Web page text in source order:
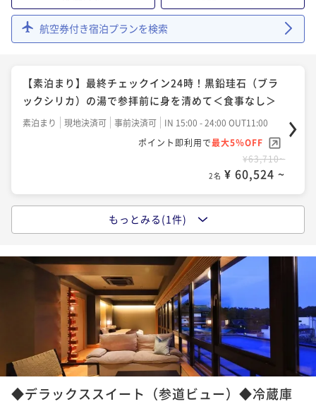
航空券付き宿泊プランを検索
【素泊まり】最終チェックイン24時！黒鉛珪石（ブラ
ックシリカ）の湯で参拝前に身を清めて＜食事なし＞
素泊まり 現地決済可 事前決済可
IN 15:00 - 24:00 OUT11:00
ポイント即利用で最大5％OFF
¥63,710~
2名 ¥ 60,524 ~
【朝食のみ】最終チェックイン24時！翌朝は成田山参
朝食付き 現地決済可 事前決済可
IN 15:00 - 24:00 OUT11:00
ポイント即利用で 最大5％OFF
2名 ¥ 71,449 ~
もっとみる(1件)
◆デラックススイート（参道ビュー）◆冷蔵庫